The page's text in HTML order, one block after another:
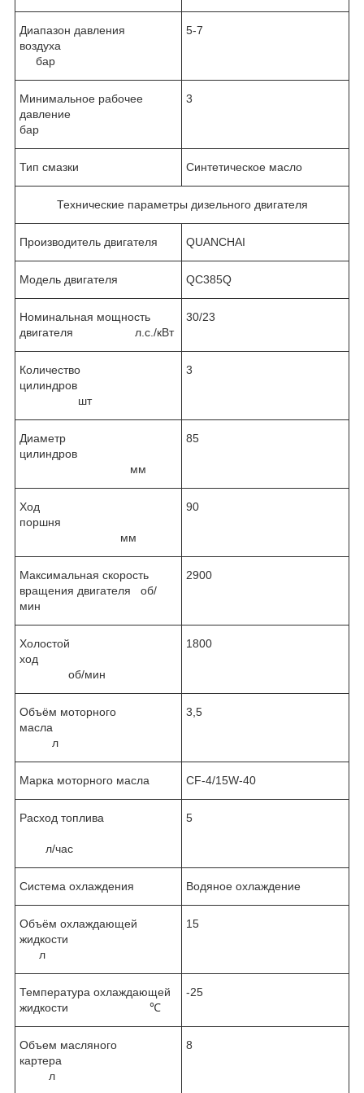
Диапазон давления
воздуха
бар
5-7
Минимальное рабочее
давление
бар
3
Тип смазки Синтетическое масло
Технические параметры дизельного двигателя
Производитель двигателя QUANCHAI
Модель двигателя QC385Q
Номинальная мощность
двигателя л.с./кВт
30/23
Количество
цилиндров
шт
3
Диаметр
цилиндров
мм
85
Ход
поршня
мм
90
Максимальная скорость
вращения двигателя об/
мин
2900
Холостой
ход
об/мин
1800
Объём моторного
масла
л
3,5
Марка моторного масла CF-4/15W-40
Расход топлива
л/час
5
Система охлаждения Водяное охлаждение
Объём охлаждающей
жидкости
л
15
Температура охлаждающей
жидкости ℃
-25
Объем масляного
картера
л
8